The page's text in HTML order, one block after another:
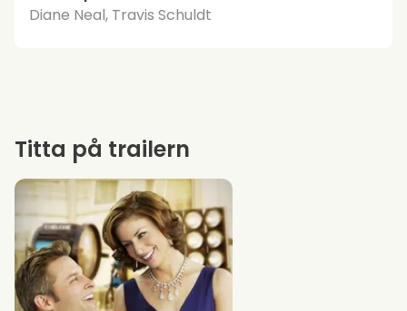
Diane Neal, Travis Schuldt
Titta på trailern